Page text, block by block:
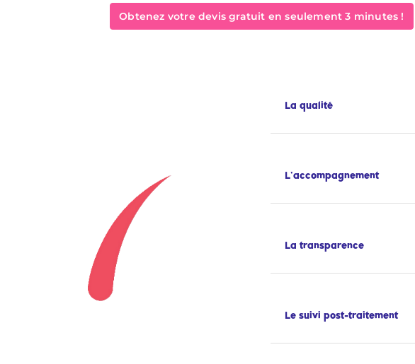
Obtenez votre devis gratuit en seulement 3 minutes !
La qualité
L'accompagnement
La transparence
Le suivi post-traitement